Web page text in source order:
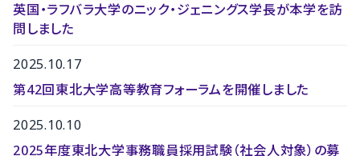
英国・ラフバラ大学のニック・ジェニングス学長が本学を訪
問しました
2025.10.17
第42回東北大学高等教育フォーラムを開催しました
2025.10.10
2025年度東北大学事務職員採用試験（社会人対象）の募